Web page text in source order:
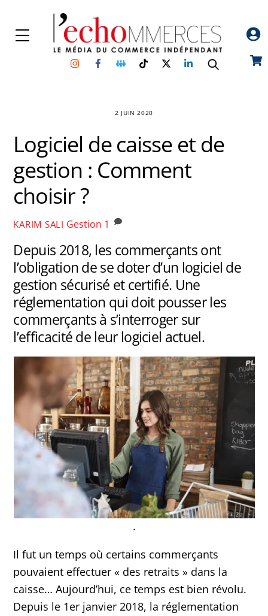
content
Menu
InstagramFacebookGroupe
Facebook
TikTokTwitterLinkedin
2 JUIN 2020
Logiciel de caisse et de
gestion : Comment
choisir ?
KARIM SALI Gestion 1
Depuis 2018, les commerçants ont
l’obligation de se doter d’un logiciel de
gestion sécurisé et certifié. Une
réglementation qui doit pousser les
commerçants à s’interroger sur
l’efficacité de leur logiciel actuel.
.
Il fut un temps où certains commerçants
pouvaient effectuer « des retraits » dans la
caisse… Aujourd’hui, ce temps est bien révolu.
Depuis le 1er janvier 2018, la réglementation